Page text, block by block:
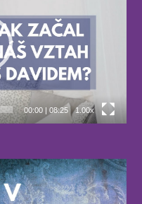
00:00| 08:25 1.00x